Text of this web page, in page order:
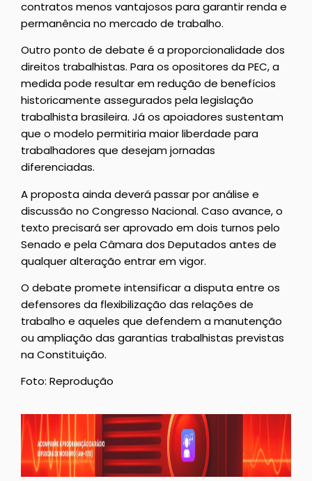
contratos menos vantajosos para garantir renda e
permanência no mercado de trabalho.
Outro ponto de debate é a proporcionalidade dos
direitos trabalhistas. Para os opositores da PEC, a
medida pode resultar em redução de benefícios
historicamente assegurados pela legislação
trabalhista brasileira. Já os apoiadores sustentam
que o modelo permitiria maior liberdade para
trabalhadores que desejam jornadas
diferenciadas.
A proposta ainda deverá passar por análise e
discussão no Congresso Nacional. Caso avance, o
texto precisará ser aprovado em dois turnos pelo
Senado e pela Câmara dos Deputados antes de
qualquer alteração entrar em vigor.
O debate promete intensificar a disputa entre os
defensores da flexibilização das relações de
trabalho e aqueles que defendem a manutenção
ou ampliação das garantias trabalhistas previstas
na Constituição.
Foto: Reprodução